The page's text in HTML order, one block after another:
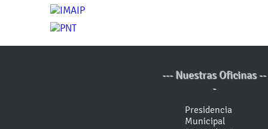
--- Nuestras Oficinas --
-
Presidencia
Municipal